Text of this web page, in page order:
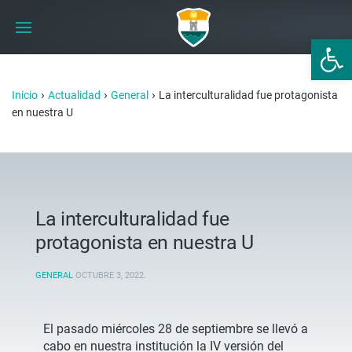
Abrir
Inicio › Actualidad › General › La interculturalidad fue protagonista
en nuestra U
La interculturalidad fue
protagonista en nuestra U
GENERAL OCTUBRE 3, 2022.
El pasado miércoles 28 de septiembre se llevó a
cabo en nuestra institución la IV versión del